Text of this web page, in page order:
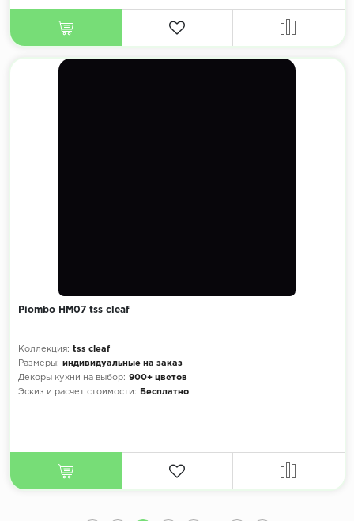
Piombo HM07 tss cleaf
Коллекция: tss cleaf
Размеры: индивидуальные на заказ
Декоры кухни на выбор: 900+ цветов
Эскиз и расчет стоимости:
Бесплатно